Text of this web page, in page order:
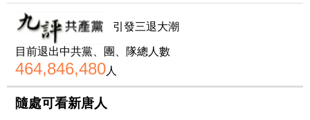
引發三退大潮
目前退出中共黨、團、隊總人數
464,846,480人
隨處可看新唐人